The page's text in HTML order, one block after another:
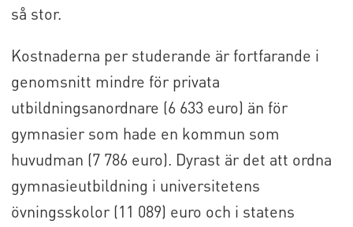
så stor.
Kostnaderna per studerande är fortfarande i
genomsnitt mindre för privata
utbildningsanordnare (6 633 euro) än för
gymnasier som hade en kommun som
huvudman (7 786 euro). Dyrast är det att ordna
gymnasieutbildning i universitetens
övningsskolor (11 089) euro och i statens